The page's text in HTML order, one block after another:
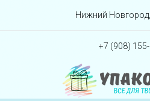
Нижний
+7 (908) 155-